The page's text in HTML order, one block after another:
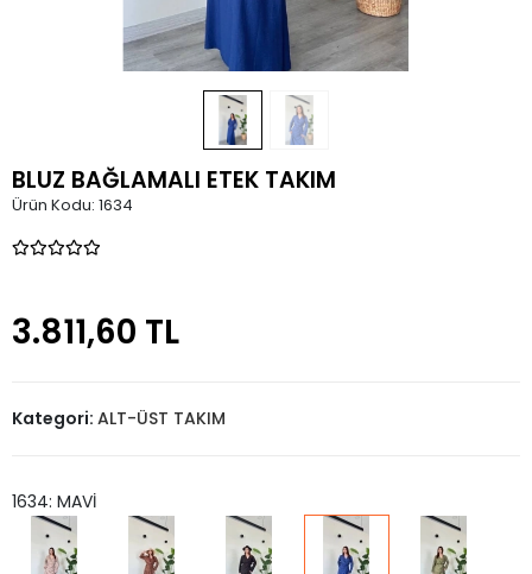
BLUZ BAĞLAMALI ETEK TAKIM
Ürün Kodu: 1634
3.811,60 TL
Kategori: ALT-ÜST TAKIM
1634: MAVİ